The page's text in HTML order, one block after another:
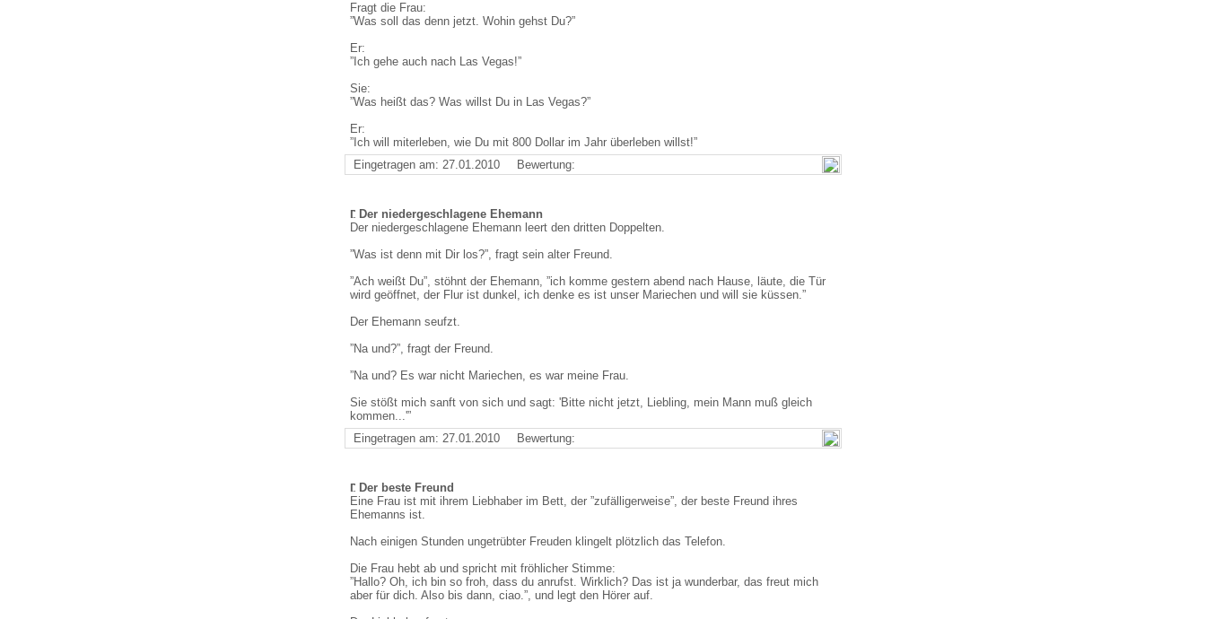
Fragt die Frau:
”Was soll das denn jetzt. Wohin gehst Du?”
Er:
”Ich gehe auch nach Las Vegas!”
Sie:
”Was heißt das? Was willst Du in Las Vegas?”
Er:
”Ich will miterleben, wie Du mit 800 Dollar im Jahr überleben willst!”
Eingetragen am: 27.01.2010
Bewertung:
Der niedergeschlagene Ehemann
Der niedergeschlagene Ehemann leert den dritten Doppelten.
”Was ist denn mit Dir los?”, fragt sein alter Freund.
”Ach weißt Du”, stöhnt der Ehemann, ”ich komme gestern abend nach Hause, läute, die Tür
wird geöffnet, der Flur ist dunkel, ich denke es ist unser Mariechen und will sie küssen.”
Der Ehemann seufzt.
”Na und?”, fragt der Freund.
”Na und? Es war nicht Mariechen, es war meine Frau.
Sie stößt mich sanft von sich und sagt: 'Bitte nicht jetzt, Liebling, mein Mann muß gleich
kommen...'”
Eingetragen am: 27.01.2010
Bewertung:
Der beste Freund
Eine Frau ist mit ihrem Liebhaber im Bett, der ”zufälligerweise”, der beste Freund ihres
Ehemanns ist.
Nach einigen Stunden ungetrübter Freuden klingelt plötzlich das Telefon.
Die Frau hebt ab und spricht mit fröhlicher Stimme:
”Hallo? Oh, ich bin so froh, dass du anrufst. Wirklich? Das ist ja wunderbar, das freut mich
aber für dich. Also bis dann, ciao.”, und legt den Hörer auf.